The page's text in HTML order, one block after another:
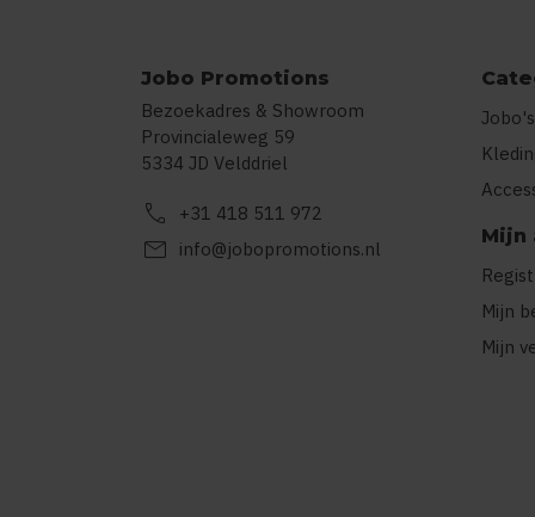
Jobo Promotions
Bezoekadres & Showroom
Provincialeweg 59
5334 JD Velddriel
call +31 418 511 972
mail info@jobopromotions.nl
Mijn
Mijn
Mijn